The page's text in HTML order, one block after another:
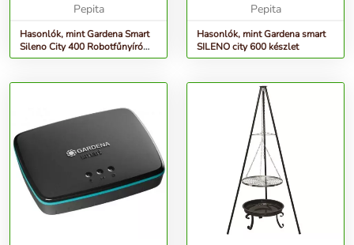
Pepita
Hasonlók, mint Gardena Smart
Sileno City 400 Robotfűnyíró
készlet 400 m2
Pepita
Hasonlók, mint Gardena smart
SILENO city 600 készlet